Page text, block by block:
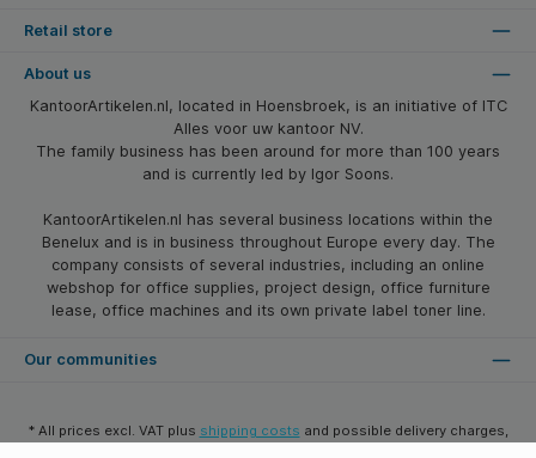
Retail store
About us
KantoorArtikelen.nl, located in Hoensbroek, is an initiative of ITC
Alles voor uw kantoor NV.
The family business has been around for more than 100 years
and is currently led by Igor Soons.
KantoorArtikelen.nl has several business locations within the
Benelux and is in business throughout Europe every day. The
company consists of several industries, including an online
webshop for office supplies, project design, office furniture
lease, office machines and its own private label toner line.
Our communities
* All prices excl. VAT plus shipping costs and possible delivery charges,